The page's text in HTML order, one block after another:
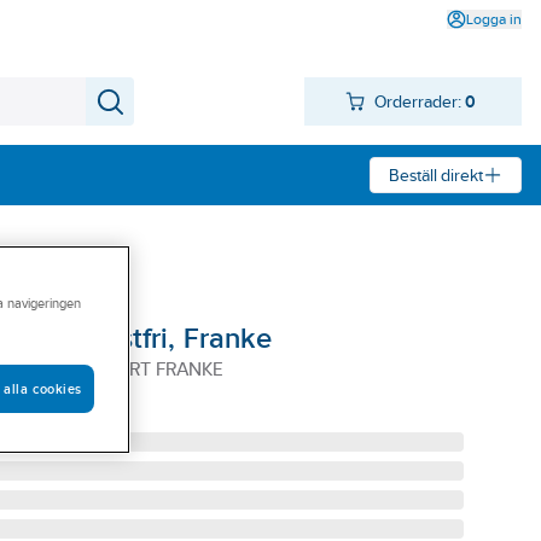
Logga in
Orderrader: 0
Beställ direkt
Rostfri, Franke
60 RF+SVART FRANKE
navigeringen
alla cookies